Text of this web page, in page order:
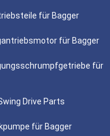
für Bagger
für Bagger
für
Drive Parts
für Bagger